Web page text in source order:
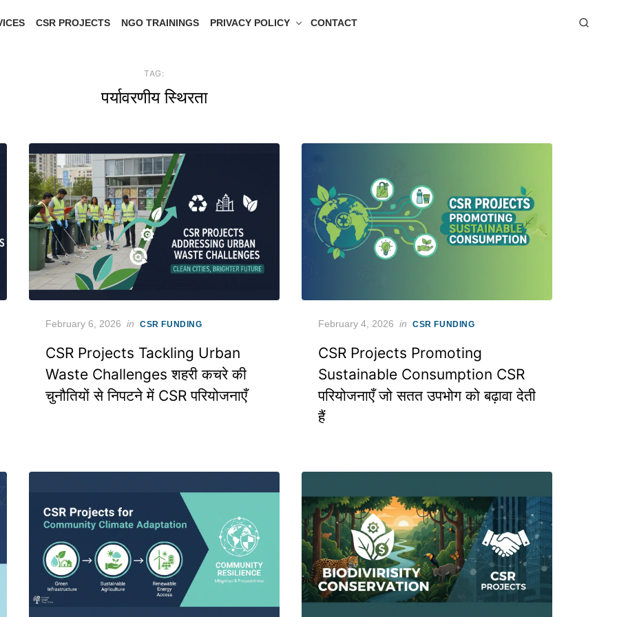
CSR PROJECTS NGO TRAININGS PRIVACY POLICY CONTACT
TAG:
पर्यावरणीय स्थिरता
Posted
February 6, 2026 in CSR FUNDING
CSR Projects Tackling Urban
Waste Challenges शहरी कचरे की
चुनौतियों से निपटने में CSR परियोजनाएँ
Posted
February 4, 2026 in CSR FUNDING
CSR Projects Promoting
Sustainable Consumption CSR
परियोजनाएँ जो सतत उपभोग को बढ़ावा देती
हैं